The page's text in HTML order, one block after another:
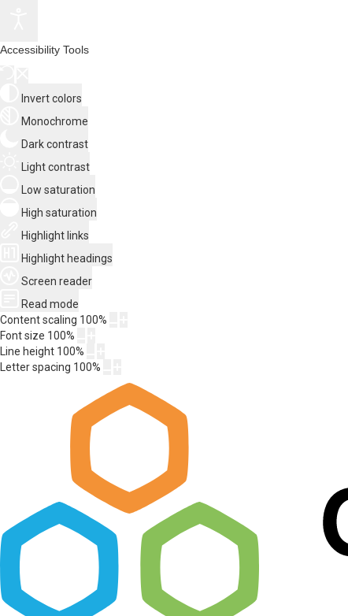
Accessibility Tools
Invert colors
Monochrome
Dark contrast
Light contrast
Low saturation
High saturation
Highlight links
Highlight headings
Screen reader
Read mode
Content scaling 100%
Font size 100%
Line height 100%
Letter spacing 100%